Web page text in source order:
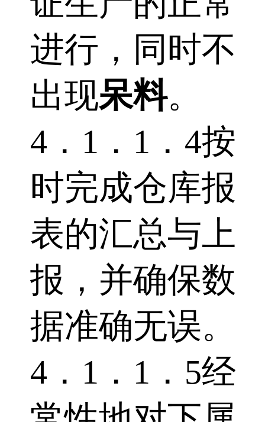
进行，同时不
出现呆料。
4．1．1．4按
时完成仓库报
表的汇总与上
报，并确保数
据准确无误。
4．1．1．5经